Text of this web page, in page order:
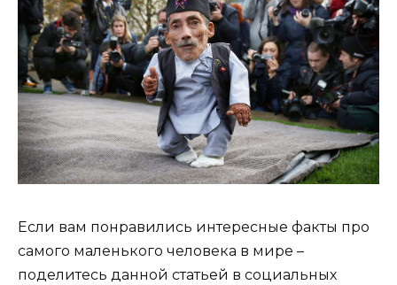
Если вам понравились интересные факты про
самого маленького человека в мире –
поделитесь данной статьей в социальных